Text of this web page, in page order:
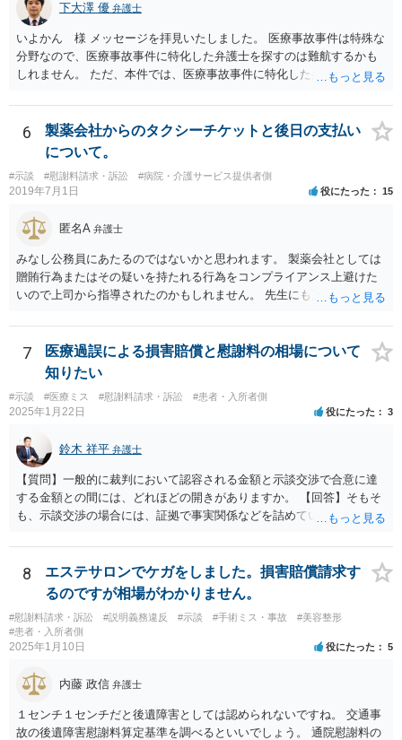
下大澤 優 弁護士
いよかん 様 メッセージを拝見いたしました。 医療事故事件は特殊な
分野なので、医療事故事件に特化した弁護士を探すのは難航するかも
しれません。 ただ、本件では、医療事故事件に特化した弁護士でなく
の過失（医療ミス）の立証なのですが、本件では過失自体には争いが
ないため、損害額の立証が主なポイントになります。 損害額に立証に
関しては、交通事故事件と同様の発想で考えればよいので、対応でき
れることも可能ではありますが、相手方保険会社は容易に増額に応じ
ない（多少の増額はあり得るとしても、裁判基準での和解は難しい）
と思われます。 弁護士が介入することにより提示額が大きく変わるこ
とは多々あるため、可能であれば弁護士に依頼した上での交渉をお勧
めしたいところです。
6
製薬会社からのタクシーチケットと後日の支払い
について。
#示談 #慰謝料請求・訴訟 #病院・介護サービス提供者側
2019年7月1日 役にたった 15
匿名A 弁護士
みなし公務員にあたるのではないかと思われます。 製薬会社としては
贈賄行為またはその疑いを持たれる行為をコンプライアンス上避けた
いので上司から指導されたのかもしれません。 先生にも万一迷惑をか
7
医療過誤による損害賠償と慰謝料の相場について
知りたい
#示談 #医療ミス #慰謝料請求・訴訟 #患者・入所者側
2025年1月22日 役にたった 3
鈴木 祥平 弁護士
【質問】一般的に裁判において認容される金額と示談交渉で合意に達
する金額との間には、どれほどの開きがありますか。 【回答】そもそ
も、示談交渉の場合には、証拠で事実関係などを詰めていないことが
程度にはなると思います。
8
エステサロンでケガをしました。損害賠償請求す
るのですが相場がわかりません。
#慰謝料請求・訴訟 #説明義務違反 #示談 #手術ミス・事故
#美容整形
#患者・入所者側
2025年1月10日 役にたった 5
内藤 政信 弁護士
１センチ１センチだと後遺障害としては認められないですね。 交通事
故の後遺障害慰謝料算定基準を調べるといいでしょう。 通院慰謝料の